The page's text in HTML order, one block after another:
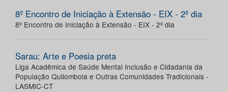
8º Encontro de Iniciação à Extensão - EIX - 2º dia
8º Encontro de Iniciação à Extensão - EIX - 2º dia
Sarau: Arte e Poesia preta
Liga Acadêmica de Saúde Mental Inclusão e Cidadania da
População Quilombola e Outras Comunidades Tradicionais -
LASMIC-CT